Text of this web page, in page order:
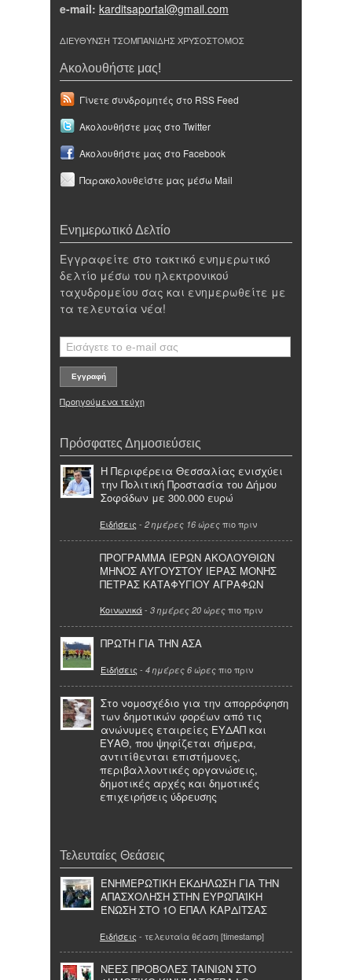
e-mail: karditsaportal@gmail.com
ΔΙΕΥΘΥΝΣΗ ΤΣΟΜΠΑΝΙΔΗΣ ΧΡΥΣΟΣΤΟΜΟΣ
Ακολουθήστε μας!
Γίνετε συνδρομητές στο RSS Feed
Ακολουθήστε μας στο Twitter
Ακολουθήστε μας στο Facebook
Παρακολουθείστε μας μέσω Mail
Ενημερωτικό Δελτίο
Εγγραφείτε στο τακτικό ενημερωτικό
δελτίο μέσω του ηλεκτρονικού
ταχυδρομείου σας και ενημερωθείτε με
τα τελευταία νέα!
Προηγούμενα τεύχη
Πρόσφατες Δημοσιεύσεις
Η Περιφέρεια Θεσσαλίας ενισχύει
την Πολιτική Προστασία του Δήμου
Σοφάδων με 300.000 ευρώ
Ειδήσεις - 2 ημέρες 16 ώρες πιο πριν
ΠΡΟΓΡΑΜΜΑ ΙΕΡΩΝ ΑΚΟΛΟΥΘΙΩΝ
ΜΗΝΟΣ ΑΥΓΟΥΣΤΟΥ ΙΕΡΑΣ ΜΟΝΗΣ
ΠΕΤΡΑΣ ΚΑΤΑΦΥΓΙΟΥ ΑΓΡΑΦΩΝ
Κοινωνικά- 3 ημέρες 20 ώρες πιο πριν
ΠΡΩΤΗ ΓΙΑ ΤΗΝ ΑΣΑ
Ειδήσεις - 4 ημέρες 6 ώρες πιο πριν
Στο νομοσχέδιο για την απορρόφηση
των δημοτικών φορέων από τις
ανώνυμες εταιρείες ΕΥΔΑΠ και
ΕΥΑΘ, που ψηφίζεται σήμερα,
αντιτίθενται επιστήμονες,
περιβαλλοντικές οργανώσεις,
δημοτικές αρχές και δημοτικές
επιχειρήσεις ύδρευσης
Τελευταίες Θεάσεις
ΕΝΗΜΕΡΩΤΙΚΗ ΕΚΔΗΛΩΣΗ ΓΙΑ ΤΗΝ
ΑΠΑΣΧΟΛΗΣΗ ΣΤΗΝ ΕΥΡΩΠΑΪΚΗ
ΈΝΩΣΗ ΣΤΟ 1Ο ΕΠΑΛ ΚΑΡΔΙΤΣΑΣ
Ειδήσεις - τελευταία θέαση [timestamp]
ΝΕΕΣ ΠΡΟΒΟΛΕΣ ΤΑΙΝΙΩΝ ΣΤΟ